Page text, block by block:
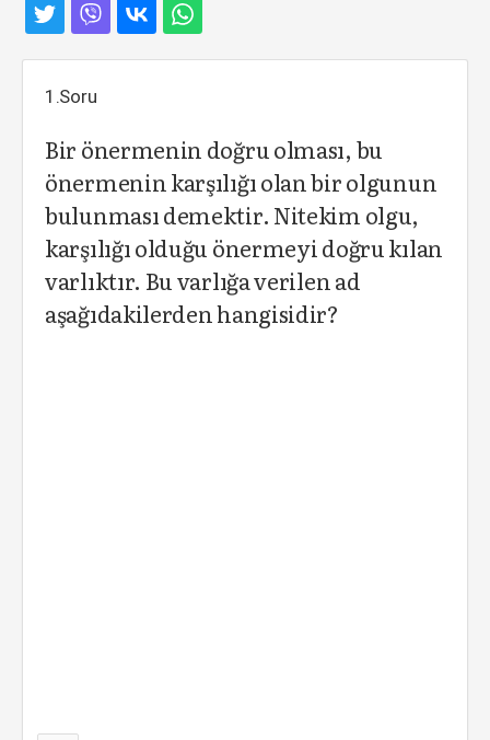
1.Soru
Bir önermenin doğru olması, bu
önermenin karşılığı olan bir olgunun
bulunması demektir. Nitekim olgu,
karşılığı olduğu önermeyi doğru kılan
varlıktır. Bu varlığa verilen ad
aşağıdakilerden hangisidir?